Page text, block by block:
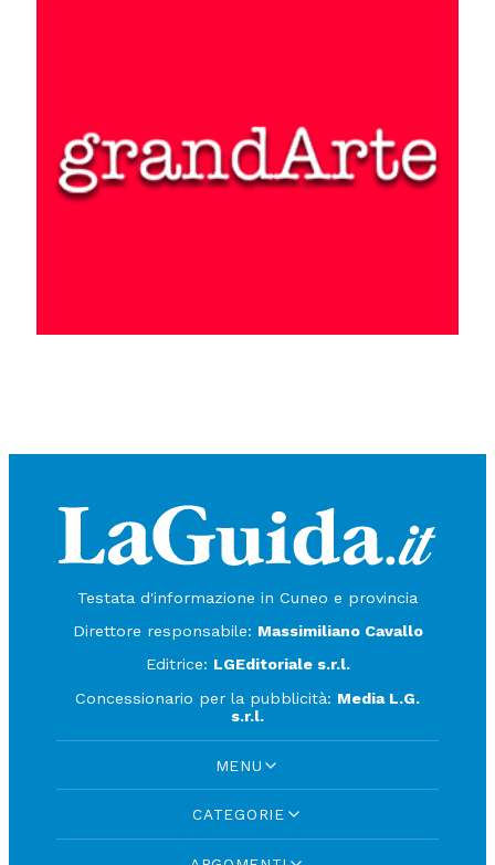
Testata d'informazione in Cuneo e provincia
Direttore responsabile: Massimiliano Cavallo
Editrice: LGEditoriale s.r.l.
Concessionario per la pubblicità: Media L.G.
s.r.l.
MENU
CATEGORIE